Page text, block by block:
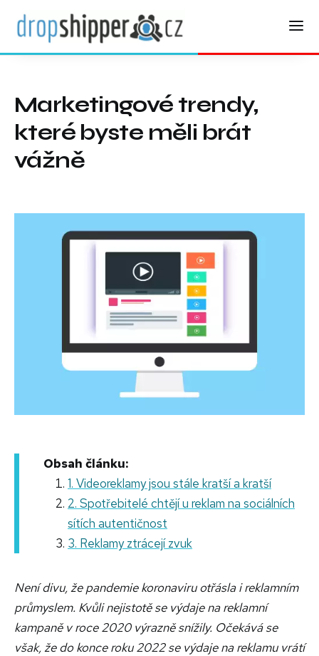
Marketingové trendy,
které byste měli brát
vážně
Obsah článku:
1. Videoreklamy jsou stále kratší a kratší
2. Spotřebitelé chtějí u reklam na sociálních
sítích autentičnost
3. Reklamy ztrácejí zvuk
Není divu, že pandemie koronaviru otřásla i reklamním
průmyslem. Kvůli nejistotě se výdaje na reklamní
kampaně v roce 2020 výrazně snížily. Očekává se
však, že do konce roku 2022 se výdaje na reklamu vrátí